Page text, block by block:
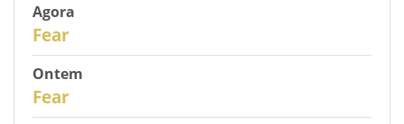
Agora
Fear
Ontem
Fear